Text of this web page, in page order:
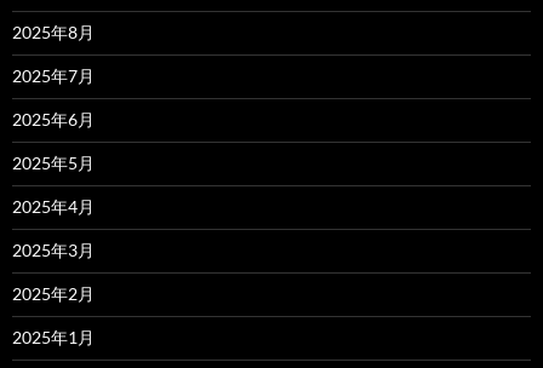
2025年8月
2025年7月
2025年6月
2025年5月
2025年4月
2025年3月
2025年2月
2025年1月